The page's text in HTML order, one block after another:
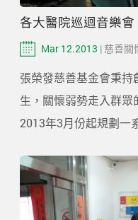
各大醫院巡迴音樂會
Mar 12.2013 | 慈善關
張榮發慈善基金會秉
生，關懷弱勢走入群
2013年3月份起規劃一